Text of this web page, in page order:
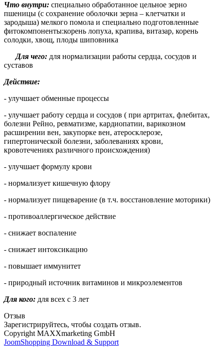
Что внутри: специально обработанное цельное зерно
пшеницы (с сохранение оболочки зерна – клетчатки и
зародыша) мелкого помола и специально подготовленные
фитокомпоненты:корень лопуха, крапива, витазар, корень
солодки, хвощ, плоды шиповника
Для чего: для нормализации работы сердца, сосудов и
суставов
Действие:
- улучшает обменные процессы
- улучшает работу сердца и сосудов ( при артритах, флебитах,
болезни Рейно, ревматизме, кардиопатии, варикозном
расширении вен, закупорке вен, атеросклерозе,
гипертонической болезни, заболеваниях крови,
кровотечениях различного происхождения)
- улучшает формулу крови
- нормализует кишечную флору
- нормализует пищеварение (в т.ч. восстановление моторики)
- противоаллергическое действие
- снижает воспаление
- снижает интоксикацию
- повышает иммунитет
- природный источник витаминов и микроэлементов
Для кого: для всех с 3 лет
Отзыв
Зарегистрируйтесь, чтобы создать отзыв.
Copyright MAXXmarketing GmbH
JoomShopping Download & Support